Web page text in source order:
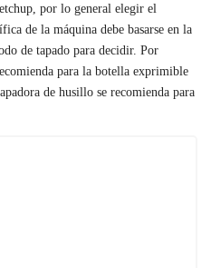
por lo general elegir el
de la máquina debe basarse en la
de tapado para decidir. Por
para la botella exprimible
de husillo se recomienda para